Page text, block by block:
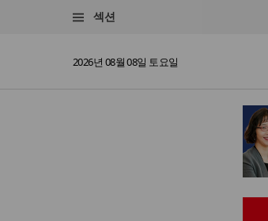
섹션
2026년 08월 08일 토요일